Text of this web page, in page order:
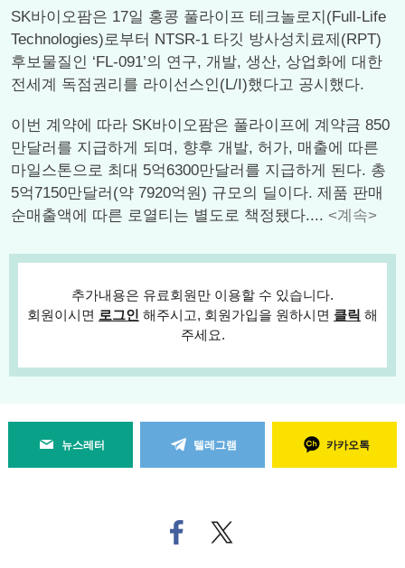
SK바이오팜은 17일 홍콩 풀라이프 테크놀로지(Full-Life
Technologies)로부터 NTSR-1 타깃 방사성치료제(RPT)
후보물질인 ‘FL-091’의 연구, 개발, 생산, 상업화에 대한
전세계 독점권리를 라이선스인(L/I)했다고 공시했다.
이번 계약에 따라 SK바이오팜은 풀라이프에 계약금 850
만달러를 지급하게 되며, 향후 개발, 허가, 매출에 따른
마일스톤으로 최대 5억6300만달러를 지급하게 된다. 총
5억7150만달러(약 7920억원) 규모의 딜이다. 제품 판매
순매출액에 따른 로열티는 별도로 책정됐다.... <계속>
추가내용은 유료회원만 이용할 수 있습니다.
회원이시면 로그인 해주시고, 회원가입을 원하시면 클릭 해
주세요.
뉴스레터 텔레그램 카카오톡
페
이
트위
터로